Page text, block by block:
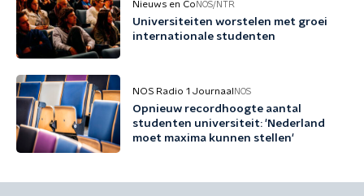
Nieuws en Co NOS/NTR
Universiteiten worstelen met groei
internationale studenten
NOS Radio 1 Journaal NOS
Opnieuw recordhoogte aantal
studenten universiteit: 'Nederland
moet maxima kunnen stellen'